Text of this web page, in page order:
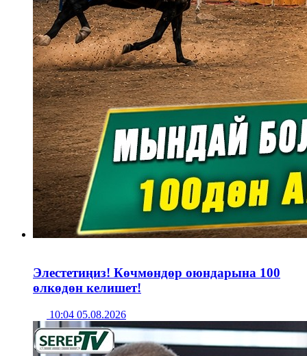
Элестетиңиз! Көчмөндөр оюндарына 100
өлкөдөн келишет!
10:04 05.08.2026